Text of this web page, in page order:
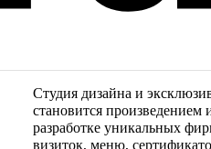
Cтудия дизайна и
становится
разработке уникальных
визиток, меню,